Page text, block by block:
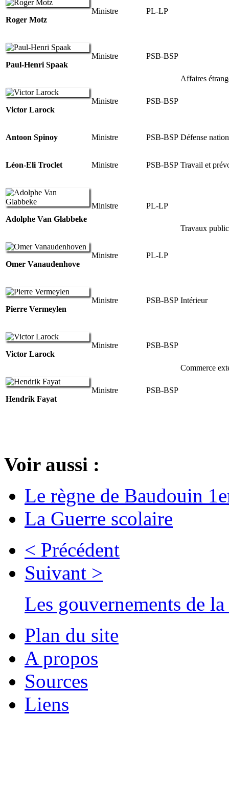
Roger Motz
Ministre PL-LP
Paul-Henri Spaak
Ministre PSB-BSP
Affaires
Victor Larock
Ministre PSB-BSP
Antoon Spinoy Ministre PSB-BSP Défense
Léon-Eli Troclet Ministre PSB-BSP Travail et
Adolphe Van Glabbeke
Ministre PL-LP
Travaux
Omer Vanaudenhove
Ministre PL-LP
Pierre Vermeylen
Ministre PSB-BSP Intérieur
Victor Larock
Ministre PSB-BSP
Commerce
Hendrik Fayat
Ministre PSB-BSP
Voir aussi :
Le règne de Baudouin
La Guerre scolaire
< Précédent
Suivant >
Les gouvernements de
Plan du site
A propos
Sources
Liens